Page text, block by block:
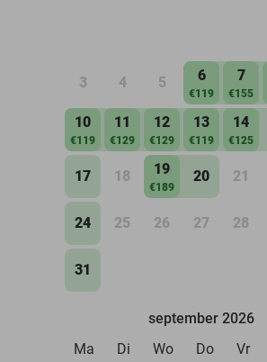
3 4 5 6
€119
7
€155
10
€119
11
€129
12
€129
13
€119
14
€125
17 18 19
€189
20 21
24 25 26 27 28
31
september 2026
Ma
Di Wo Do Vr